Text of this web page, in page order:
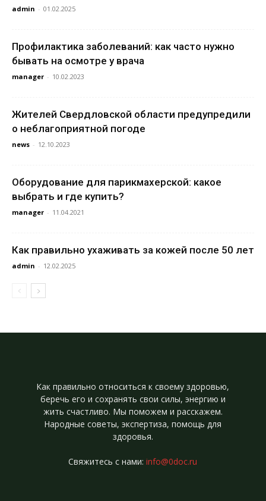
admin - 01.02.2025
Профилактика заболеваний: как часто нужно
бывать на осмотре у врача
manager - 10.02.2023
Жителей Свердловской области предупредили
о неблагоприятной погоде
news - 12.10.2023
Оборудование для парикмахерской: какое
выбрать и где купить?
manager - 11.04.2021
Как правильно ухаживать за кожей после 50 лет
admin - 12.02.2025
Как правильно относиться к своему здоровью,
беречь его и сохранять свои силы, энергию и
жить счастливо. Мы поможем и расскажем.
Народные советы, экспертиза, помощь для
здоровья.
Свяжитесь с нами:info@0doc.ru